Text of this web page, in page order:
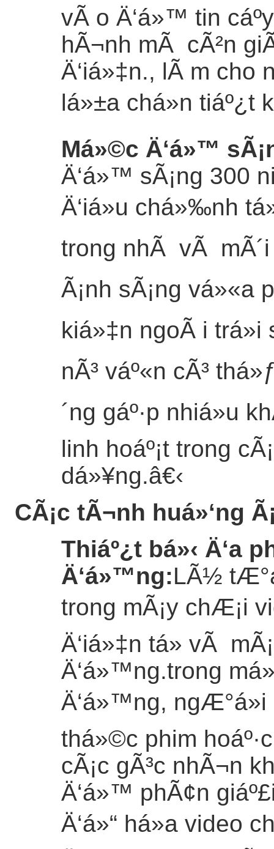
vÃ o Ä‘á»™ tin
hÃ¬nh mÃ cÃ²n
Ä‘iá»‡n., lÃ m cho
lá»±a chá»n
Má»©c Ä‘á»™
Ä‘á»™ sÃ¡ng 300
Ä‘iá»u chá»‰nh
trong nhÃ vÃ mÃ´i
Ã¡nh sÃ¡ng vá»«a
kiá»‡n ngoÃ i
nÃ³ váº«n cÃ³
´ng gáº·p nhiá»u
linh hoáº¡t trong
dá»¥ng.â€‹
CÃ¡c tÃ¬nh huá»‘ng
Thiáº¿t bá»‹ Ä‘a
Ä‘á»™ng:LÃ½
trong mÃ¡y chÆ¡i
Ä‘iá»‡n tá»­ vÃ
Ä‘á»™ng.trong
Ä‘á»™ng,
thá»©c phim
cÃ¡c gÃ³c nhÃ¬n
Ä‘á»™ phÃ¢n
Ä‘á»“ há»a video